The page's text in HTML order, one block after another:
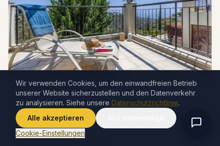
Kouklia, Cyprus
J1 Ferienhaus neben Aphrodite Hills -
Meerblick
Wir verwenden Cookies, um den einwandfreien Betrieb
unserer Website sicherzustellen und den Datenverkehr
zu analysieren. Siehe unsere Datenschutzrichtlinie.
Alle akzeptieren
Cookie-Einstellungen